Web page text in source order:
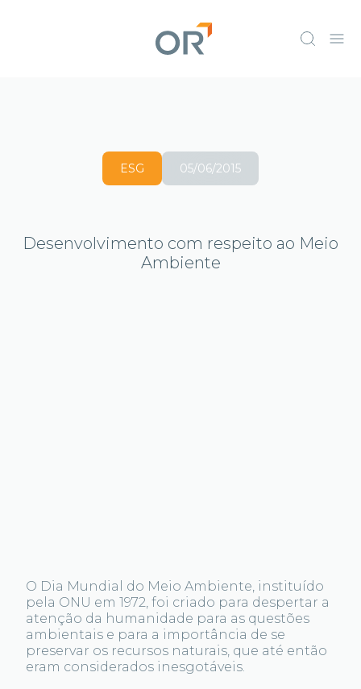
ESG 05/06/2015
Desenvolvimento com respeito ao Meio
Ambiente
O Dia Mundial do Meio Ambiente, instituído
pela ONU em 1972, foi criado para despertar a
atenção da humanidade para as questões
ambientais e para a importância de se
preservar os recursos naturais, que até então
eram considerados inesgotáveis.